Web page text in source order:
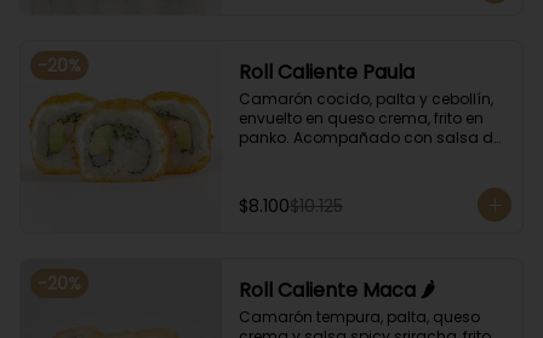
-20% Roll Caliente Paula
Camarón cocido, palta y cebollín,
envuelto en queso crema, frito en
panko. Acompañado con salsa de
$8.100$10.125
-20% Roll Caliente Maca 🌶️
Camarón tempura, palta, queso